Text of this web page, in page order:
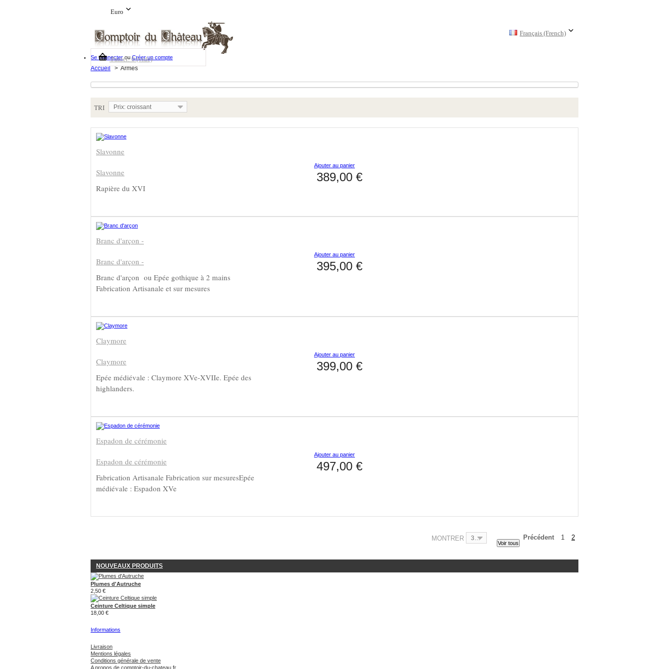
Euro
Français (French)
Se connecterouCréer un compte
Panier: 0 (vide)
Accueil > Armes
TRI Prix: croissant
Slavonne
Slavonne
Rapière du XVI
Ajouter au panier
389,00 €
Branc d'arçon -
Branc d'arçon -
Branc d'arçon ou Epée gothique à 2 mains
Fabrication Artisanale et sur mesures
Ajouter au panier
395,00 €
Claymore
Claymore
Epée médiévale : Claymore XVe-XVIIe. Epée des
highlanders.
Ajouter au panier
399,00 €
Espadon de cérémonie
Espadon de cérémonie
Fabrication Artisanale Fabrication sur mesuresEpée
médiévale : Espadon XVe
Ajouter au panier
497,00 €
MONTRER 30 Précédent 1 2
NOUVEAUX PRODUITS
Plumes d'Autruche
2,50 €
Ceinture Celtique simple
18,00 €
Informations
Livraison
Mentions légales
Conditions générale de vente
A propos de comptoir-du-chateau.fr